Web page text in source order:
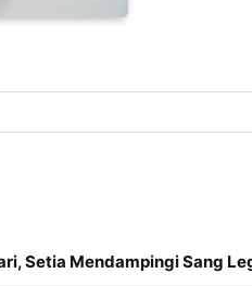
Setia Mendampingi Sang